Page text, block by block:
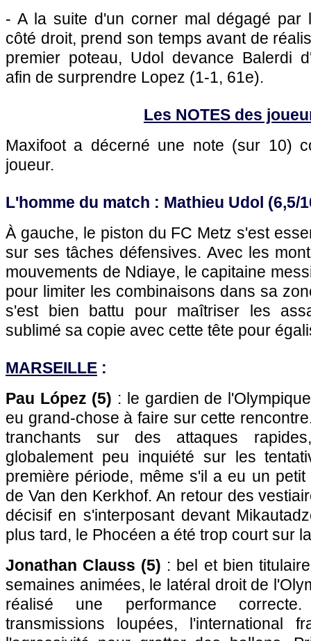
- A la suite d'un corner mal dégagé par
côté droit, prend son temps avant de
premier poteau, Udol devance Balerdi
afin de surprendre Lopez (1-1, 61e).
Les NOTES des
Maxifoot a décerné une note (sur 10)
joueur.
L'homme du match : Mathieu Udol (6,5/
À gauche, le piston du FC Metz s'est
sur ses tâches défensives. Avec les
mouvements de Ndiaye, le capitaine
pour limiter les combinaisons dans sa
s'est bien battu pour maîtriser les
sublimé sa copie avec cette tête pour
MARSEILLE :
Pau López (5) : le gardien de
eu grand-chose à faire sur cette
tranchants sur des attaques
globalement peu inquiété sur les
première période, même s'il a eu un
de Van den Kerkhof. An retour des
décisif en s'interposant devant
plus tard, le Phocéen a été trop court sur
Jonathan Clauss (5) : bel et bien
semaines animées, le latéral droit de
réalisé une performance
transmissions loupées, l'international